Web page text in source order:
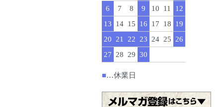
6
7 8 9 10 11
12
13
14 15 16 17 18
19
20
21 22 23 24 25
26
27
28 29 30
■…休業日